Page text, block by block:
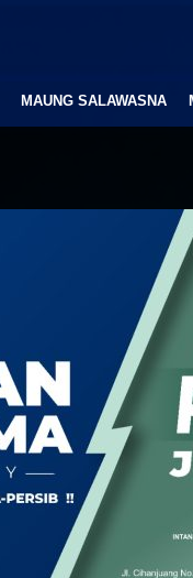
MAUNG SALAWASNA